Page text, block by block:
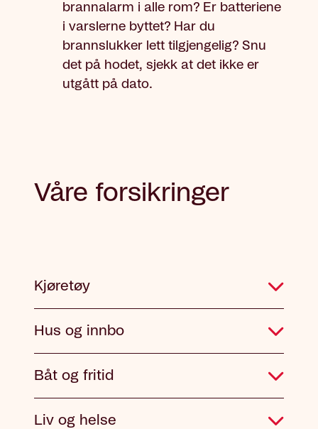
brannalarm i alle rom? Er batteriene
i varslerne byttet? Har du
brannslukker lett tilgjengelig? Snu
det på hodet, sjekk at det ikke er
utgått på dato.
Våre forsikringer
Kjøretøy
Hus og innbo
Båt og fritid
Liv og helse